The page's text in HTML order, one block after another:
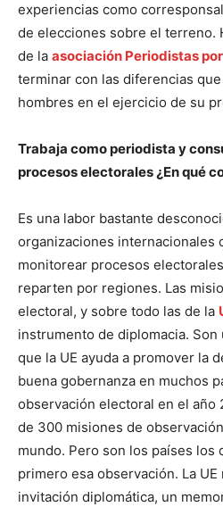
experiencias como
de elecciones sobre el terreno.
de la asociación Periodistas
terminar con las diferencias
hombres en el ejercicio de su
Trabaja como periodista y
procesos electorales ¿En qué
Es una labor bastante
organizaciones internacionales
monitorear procesos
reparten por regiones. Las
electoral, y sobre todo las de la
instrumento de diplomacia.
que la UE ayuda a promover la
buena gobernanza en muchos
observación electoral en el año
de 300 misiones de
mundo. Pero son los países
primero esa observación. La
invitación diplomática, un